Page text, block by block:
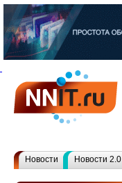
Новости Новости 2.0